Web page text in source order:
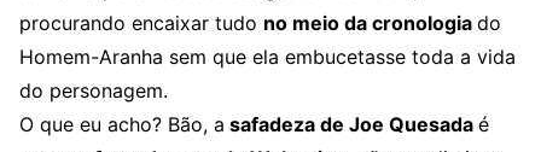
procurando encaixar tudo no meio da cronologia do
Homem-Aranha sem que ela embucetasse toda a vida
do personagem.
O que eu acho? Bão, a safadeza de Joe Quesada é